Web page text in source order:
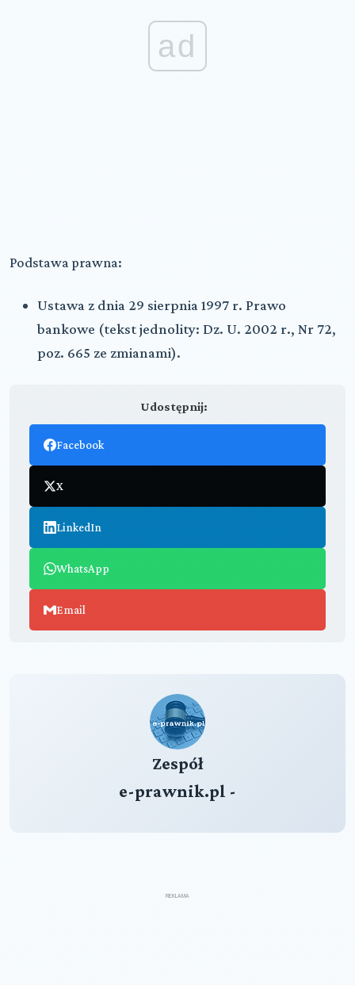
ad
Podstawa prawna:
Ustawa z dnia 29 sierpnia 1997 r. Prawo
bankowe (tekst jednolity: Dz. U. 2002 r., Nr 72,
poz. 665 ze zmianami).
Udostępnij:
Facebook
X
LinkedIn
WhatsApp
Email
Zespół
e-prawnik.pl -
REKLAMA